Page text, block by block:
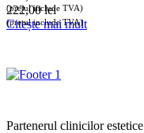
(prețul include TVA)
222,00lei
(prețul include TVA)
Citește mai mult
Partenerul clinicilor estetice